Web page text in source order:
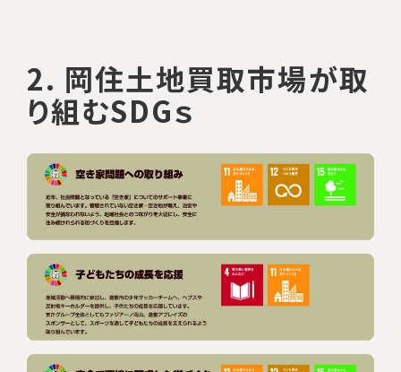
2. 岡住土地買取市場が取
り組むSDGｓ